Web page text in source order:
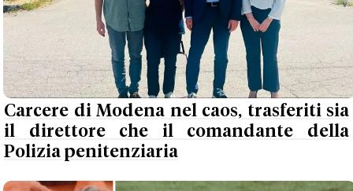
Carcere di Modena nel caos, trasferiti sia
il direttore che il comandante della
Polizia penitenziaria